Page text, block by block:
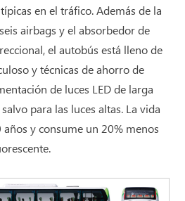
en el tráfico. Además de la
airbags y el absorbedor de
el autobús está lleno de
y técnicas de ahorro de
de luces LED de larga
para las luces altas. La vida
años y consume un 20% menos